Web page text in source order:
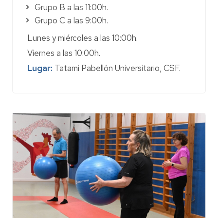
corporal, la educación postural y la
readaptación motriz y física, ayuda a
desarrollar hábitos saludables e incrementar
la calidad del ejercicio físico sistemático.
Precio: 73 €
➤Vídeo demostrativo
Grupo B a las 11:00h.
Grupo C a las 9:00h.
Lunes y miércoles a las 10:00h.
Viernes a las 10:00h.
Lugar: Tatami Pabellón Universitario, CSF.